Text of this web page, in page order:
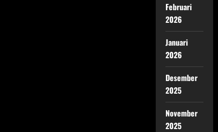
Februari
2026
Januari
2026
Desember
2025
November
2025